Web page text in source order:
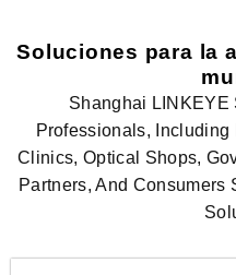
Soluciones para la
Shanghai LINKEYE
Professionals,
Clinics, Optical Shops,
Partners, And